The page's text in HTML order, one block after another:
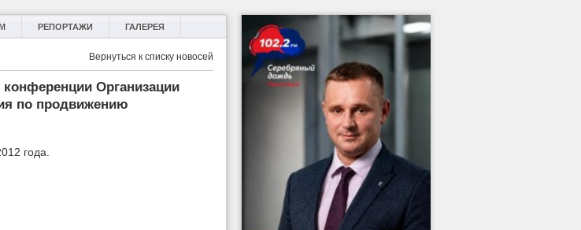
РЕПОРТАЖИ ГАЛЕРЕЯ
Вернуться к списку новосей
Организации
по продвижению
года.